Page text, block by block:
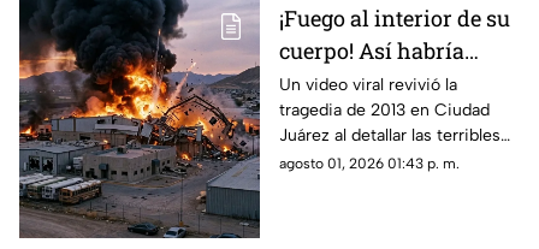
¡Fuego al interior de su
cuerpo! Así habría
muerto una de las
víctimas de la
explosión de una
maquiladora en Ciudad
Un video viral revivió la
tragedia de 2013 en Ciudad
Juárez al detallar las terribles
quemaduras internas que
agosto 01, 2026 01:43 p. m.